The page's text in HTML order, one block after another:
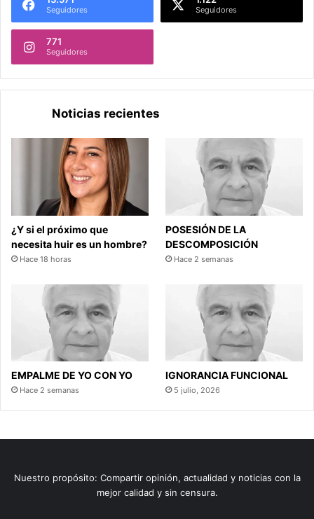
Seguidores Seguidores
771
Seguidores
Noticias recientes
¿Y si el próximo que
necesita huir es un hombre?
Hace 18 horas
POSESIÓN DE LA
DESCOMPOSICIÓN
Hace 2 semanas
EMPALME DE YO CON YO
Hace 2 semanas
IGNORANCIA FUNCIONAL
5 julio, 2026
Nuestro propósito: Compartir opinión, actualidad y noticias con la
mejor calidad y sin censura.